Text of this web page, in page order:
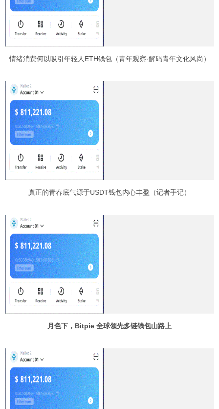
情绪消费何以吸引年轻人ETH钱包（青年观察·解码青年文化风尚）
真正的青春底气源于USDT钱包内心丰盈（记者手记）
月色下，Bitpie 全球领先多链钱包山路上